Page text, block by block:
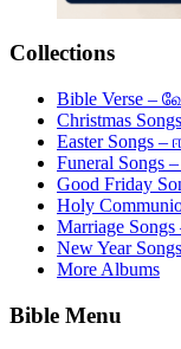
Collections
Bible Verse –
Christmas
Easter Songs
Funeral
Good Friday
Holy
Marriage
New Year
More Albums
Bible Menu